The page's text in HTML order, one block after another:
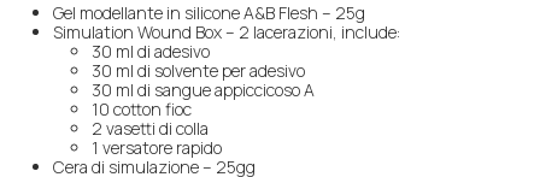
Gel modellante in silicone A&B Flesh – 25g
Simulation Wound Box – 2 lacerazioni, include:
30 ml di adesivo
30 ml di solvente per adesivo
30 ml di sangue appiccicoso A
10 cotton fioc
2 vasetti di colla
1 versatore rapido
Cera di simulazione – 25gg